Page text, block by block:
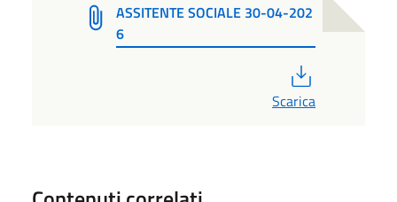
ASSITENTE SOCIALE 30-04-202
6
Scarica